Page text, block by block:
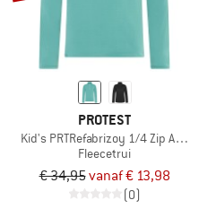
PROTEST
Kid's PRTRefabrizoy 1/4 Zip Active
Fleecetrui
€ 34,95vanaf € 13,98
(0)